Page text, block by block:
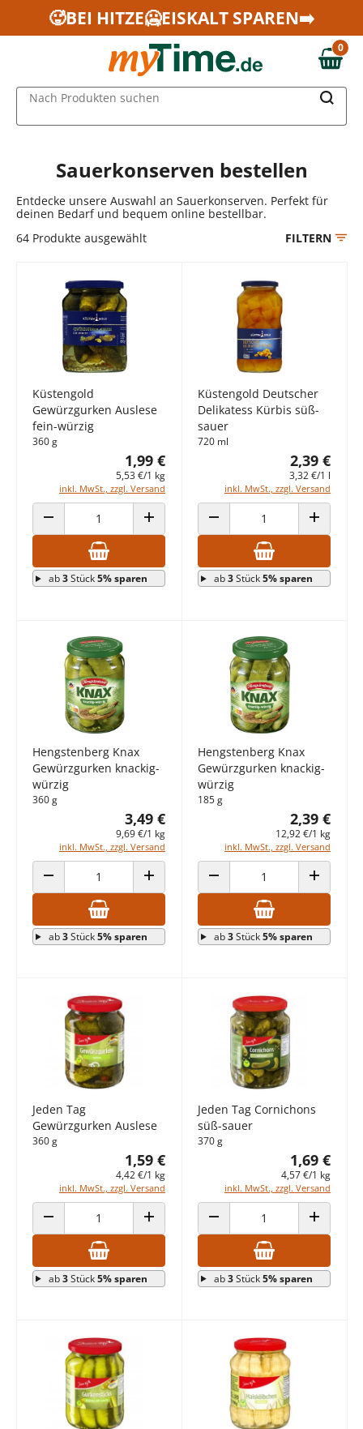
Zum Hauptinhalt springen
Zur Navigation springen
Zur Suche springen
🥵BEI HITZE🥶EISKALT SPAREN➡️
0,00 €
0
Nach Produkten suchen
Sauerkonserven bestellen
Entdecke unsere Auswahl an Sauerkonserven. Perfekt für
deinen Bedarf und bequem online bestellbar.
64 Produkte ausgewählt FILTERN
Küstengold
Gewürzgurken Auslese
fein-würzig
360 g
1,99 €
5,53 €/1 kg
inkl. MwSt., zzgl. Versand
ANZAHL VERRINGERN ANZAHL ERHÖHEN
ab3Stück5% sparen
Küstengold Deutscher
Delikatess Kürbis süß-
sauer
720 ml
2,39 €
3,32 €/1 l
inkl. MwSt., zzgl. Versand
ANZAHL VERRINGERN ANZAHL
ab3Stück5% sparen
Hengstenberg Knax
Gewürzgurken knackig-
würzig
360 g
3,49 €
9,69 €/1 kg
inkl. MwSt., zzgl. Versand
ANZAHL VERRINGERN ANZAHL ERHÖHEN
ab3Stück5% sparen
Hengstenberg Knax
Gewürzgurken knackig-
würzig
185 g
2,39 €
12,92 €/1 kg
inkl. MwSt., zzgl. Versand
ANZAHL VERRINGERN ANZAHL
ab3Stück5% sparen
Jeden Tag
Gewürzgurken Auslese
360 g
1,59 €
4,42 €/1 kg
inkl. MwSt., zzgl. Versand
ANZAHL VERRINGERN ANZAHL ERHÖHEN
ab3Stück5% sparen
Jeden Tag Cornichons
süß-sauer
370 g
1,69 €
4,57 €/1 kg
inkl. MwSt., zzgl. Versand
ANZAHL VERRINGERN ANZAHL
ab3Stück5% sparen